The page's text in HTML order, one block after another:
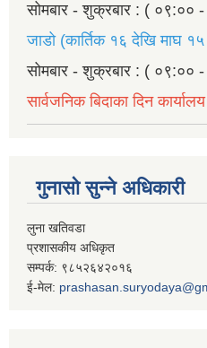
सोमबार - शुक्रबार : ( ०९:००
जाडो (कार्तिक १६ देखि माघ
सोमबार - शुक्रबार : ( ०९:००
सार्वजनिक बिदाका दिन
गुनासो सुन्ने अधिकारी
लुना खतिवडा
प्रशासकीय अधिकृत
सम्पर्क: ९८५२६४२०१६
ई-मेल: